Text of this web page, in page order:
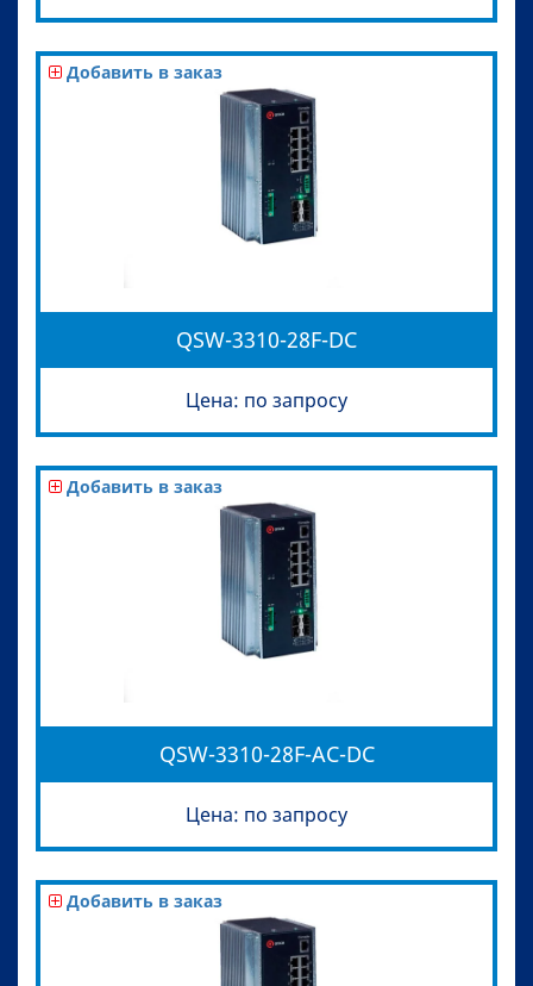
Добавить в заказ
QSW-3310-28F-DC
Цена: по запросу
Добавить в заказ
QSW-3310-28F-AC-DC
Цена: по запросу
Добавить в заказ